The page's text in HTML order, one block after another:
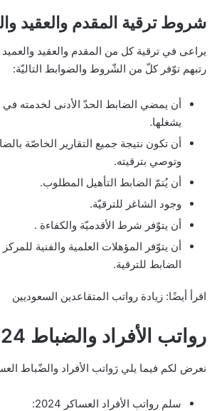
شروط ترقية المقدم والعقيد
يراعى في ترقية كل من المقدم والعقيد
رتبهم توّفر كلّ من الشّروط والضوابط التاليّة:
أن يمضي الضابط الحدّ الأدنى لخدمته في
يشغلها.
أن تكون نتيجة جميع التقارير الخاصّة
وتوصي بترقيته.
أن يُتمّ الضابط التأهيل المطلوب.
وجود الشاغر للترقيّة.
أن يتوّفر شرط الأقدميّة والكفاءة .
أن يتوّفر المؤهلات العلمية والفنية
الضابط للترقية.
اقرأ أيضًا: زيادة رواتب المتقاعدين السعوديين
رواتب الأفراد والضباط 2024
نعرض لكم فيما يلي رَواتب الأفراد والضّباط
سلم رواتب الأفراد العساكر 2024: